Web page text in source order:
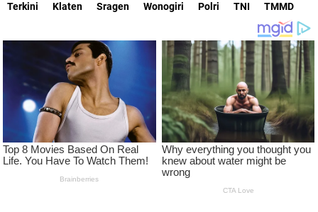
Terkini Klaten Sragen Wonogiri Polri TNI TMMD